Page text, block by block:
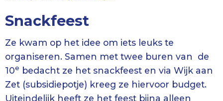
Snackfeest
Ze kwam op het idee om iets leuks te
organiseren. Samen met twee buren van de
10e bedacht ze het snackfeest en via Wijk aan
Zet (subsidiepotje) kreeg ze hiervoor budget.
Uiteindelijk heeft ze het feest bijna alleen